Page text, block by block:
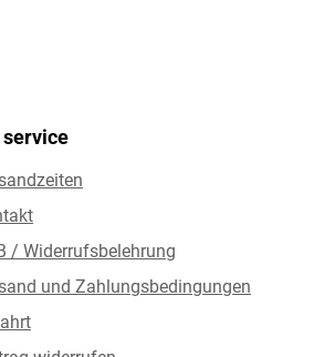
service
/ Widerrufsbelehrung
und Zahlungsbedingungen